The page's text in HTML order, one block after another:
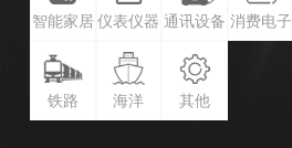
智能家居 仪表仪器 通讯设备 消费电子
铁路 海洋 其他